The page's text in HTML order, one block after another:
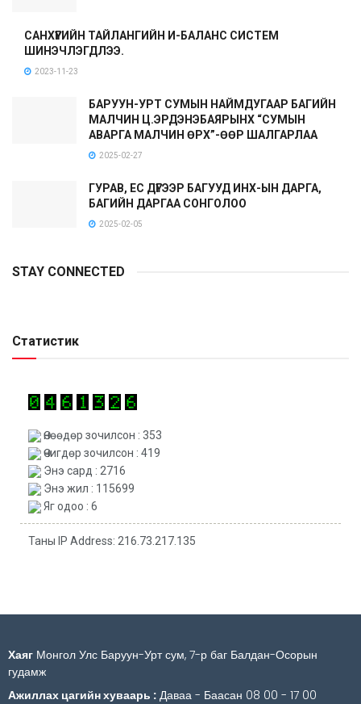
САНХҮҮГИЙН ТАЙЛАНГИЙН И-БАЛАНС СИСТЕМ
ШИНЭЧЛЭГДЛЭЭ.
2023-11-23
БАРУУН-УРТ СУМЫН НАЙМДУГААР БАГИЙН
МАЛЧИН Ц.ЭРДЭНЭБАЯРЫНХ “СУМЫН
АВАРГА МАЛЧИН ӨРХ”-ӨӨР ШАЛГАРЛАА
2025-02-27
ГУРАВ, ЕС ДҮГЭЭР БАГУУД ИНХ-ЫН ДАРГА,
БАГИЙН ДАРГАА СОНГОЛОО
2025-02-05
STAY CONNECTED
Статистик
Өнөөдөр зочилсон : 353
Өчигдөр зочилсон : 419
Энэ сард : 2716
Энэ жил : 115699
Яг одоо : 6
Таны IP Address: 216.73.217.135
Хаяг Монгол Улс Баруун-Урт сум, 7-р баг Балдан-Осорын
гудамж
Ажиллах цагийн хуваарь : Даваа - Баасан 08 00 - 17 00